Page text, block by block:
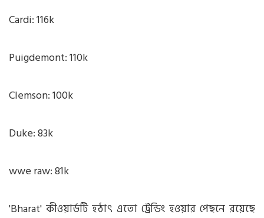
Cardi: 116k
Puigdemont: 110k
Clemson: 100k
Duke: 83k
wwe raw: 81k
'Bharat' কীওয়ার্ডটি হঠাৎ এতো ট্রেন্ডিং হওয়ার পেছনে রয়েছে